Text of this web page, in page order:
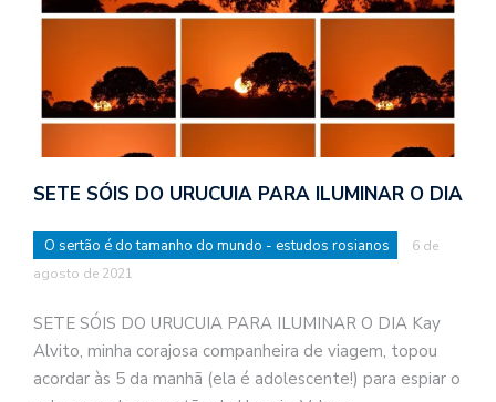
SETE SÓIS DO URUCUIA PARA ILUMINAR O DIA
O sertão é do tamanho do mundo - estudos rosianos
6 de
agosto de 2021
SETE SÓIS DO URUCUIA PARA ILUMINAR O DIA Kay
Alvito, minha corajosa companheira de viagem, topou
acordar às 5 da manhã (ela é adolescente!) para espiar o